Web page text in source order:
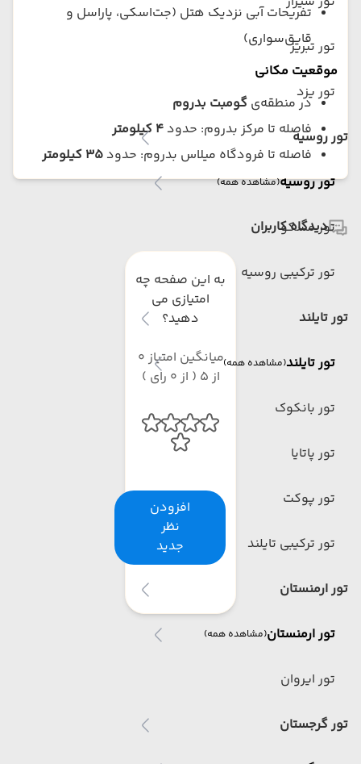
تور تبریز
تور یزد
تور روسیه
تور روسیه(مشاهده همه)
تور مسکو
تور ترکیبی روسیه
تور تایلند
تور تایلند(مشاهده همه)
تور بانکوک
تور پاتایا
تور پوکت
تور ترکیبی تایلند
تور ارمنستان
تور ارمنستان(مشاهده همه)
تور ایروان
تور گرجستان
تفریحات آبی نزدیک هتل (جت‌اسکی، پاراسل و
قایق‌سواری)
موقعیت مکانی
در منطقه‌ی گومبت بدروم
فاصله تا مرکز بدروم: حدود ۴ کیلومتر
فاصله تا فرودگاه میلاس بدروم: حدود ۳۵ کیلومتر
دیدگاه کاربران
به این صفحه چه
امتیازی می
دهید؟
میانگین امتیاز 0
از 5 ( از 0 رای )
افزودن
نظر
جدید